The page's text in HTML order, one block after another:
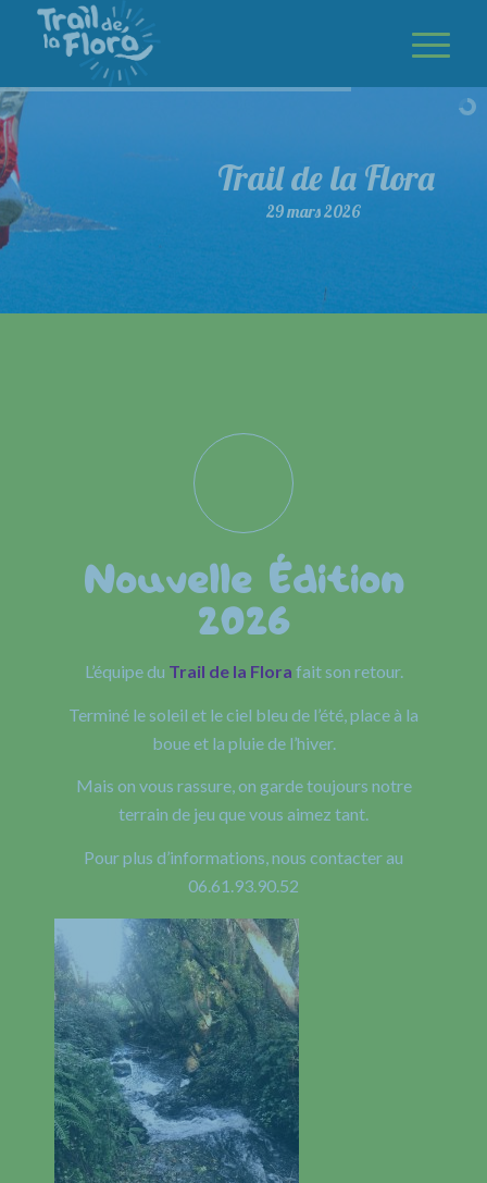
Trail de la Flora
29 mars 2026
Nouvelle Édition
2026
L’équipe du Trail de la Flora fait son retour.
Terminé le soleil et le ciel bleu de l’été, place à la
boue et la pluie de l’hiver.
Mais on vous rassure, on garde toujours notre
terrain de jeu que vous aimez tant.
Pour plus d’informations, nous contacter au
06.61.93.90.52